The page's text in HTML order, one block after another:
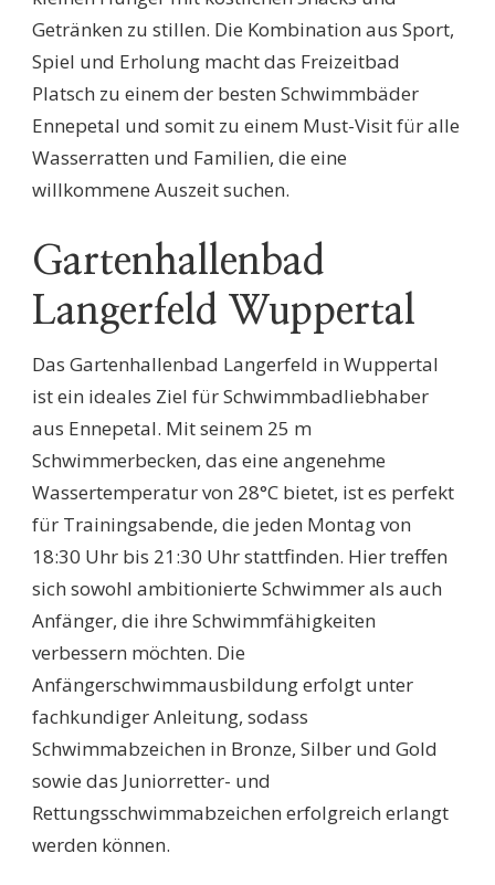
Getränken zu stillen. Die Kombination aus Sport,
Spiel und Erholung macht das Freizeitbad
Platsch zu einem der besten Schwimmbäder
Ennepetal und somit zu einem Must-Visit für alle
Wasserratten und Familien, die eine
willkommene Auszeit suchen.
Gartenhallenbad
Langerfeld Wuppertal
Das Gartenhallenbad Langerfeld in Wuppertal
ist ein ideales Ziel für Schwimmbadliebhaber
aus Ennepetal. Mit seinem 25 m
Schwimmerbecken, das eine angenehme
Wassertemperatur von 28°C bietet, ist es perfekt
für Trainingsabende, die jeden Montag von
18:30 Uhr bis 21:30 Uhr stattfinden. Hier treffen
sich sowohl ambitionierte Schwimmer als auch
Anfänger, die ihre Schwimmfähigkeiten
verbessern möchten. Die
Anfängerschwimmausbildung erfolgt unter
fachkundiger Anleitung, sodass
Schwimmabzeichen in Bronze, Silber und Gold
sowie das Juniorretter- und
Rettungsschwimmabzeichen erfolgreich erlangt
werden können.